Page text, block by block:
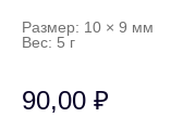
Размер: 10 × 9 мм
Вес: 5 г
90,00 ₽